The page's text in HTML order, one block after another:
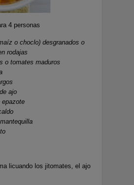
4 personas
o choclo) desgranados o
rodajas
o tomates maduros
ajo
epazote
licuando los jitomates, el ajo